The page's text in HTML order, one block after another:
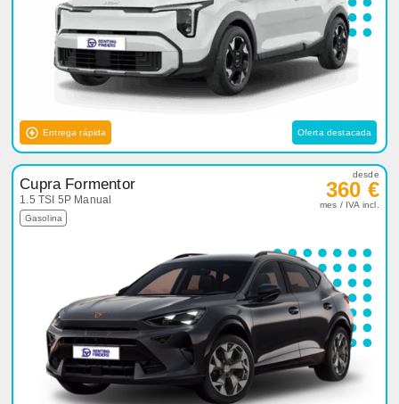
Entrega rápida Oferta destacada
Cupra Formentor
1.5 TSI 5P Manual
Gasolina
desde
360 €
mes / IVA incl.